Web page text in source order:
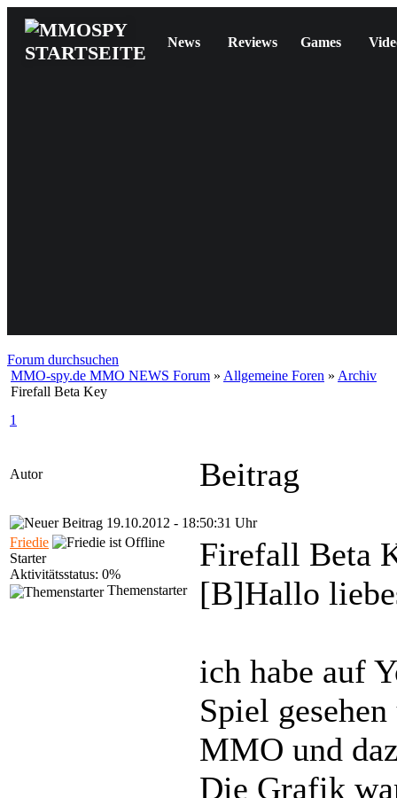
News Reviews Games
Forum durchsuchen
MMO-spy.de MMO NEWS Forum » Allgemeine Foren » Archiv
Firefall Beta Key
1
Autor Beitrag
19.10.2012 - 18:50:31 Uhr
Friedie
Starter
Aktivitätsstatus: 0%
Themenstarter
Firefall Beta
[B]Hallo
ich habe auf
Spiel
MMO und
Die Grafik